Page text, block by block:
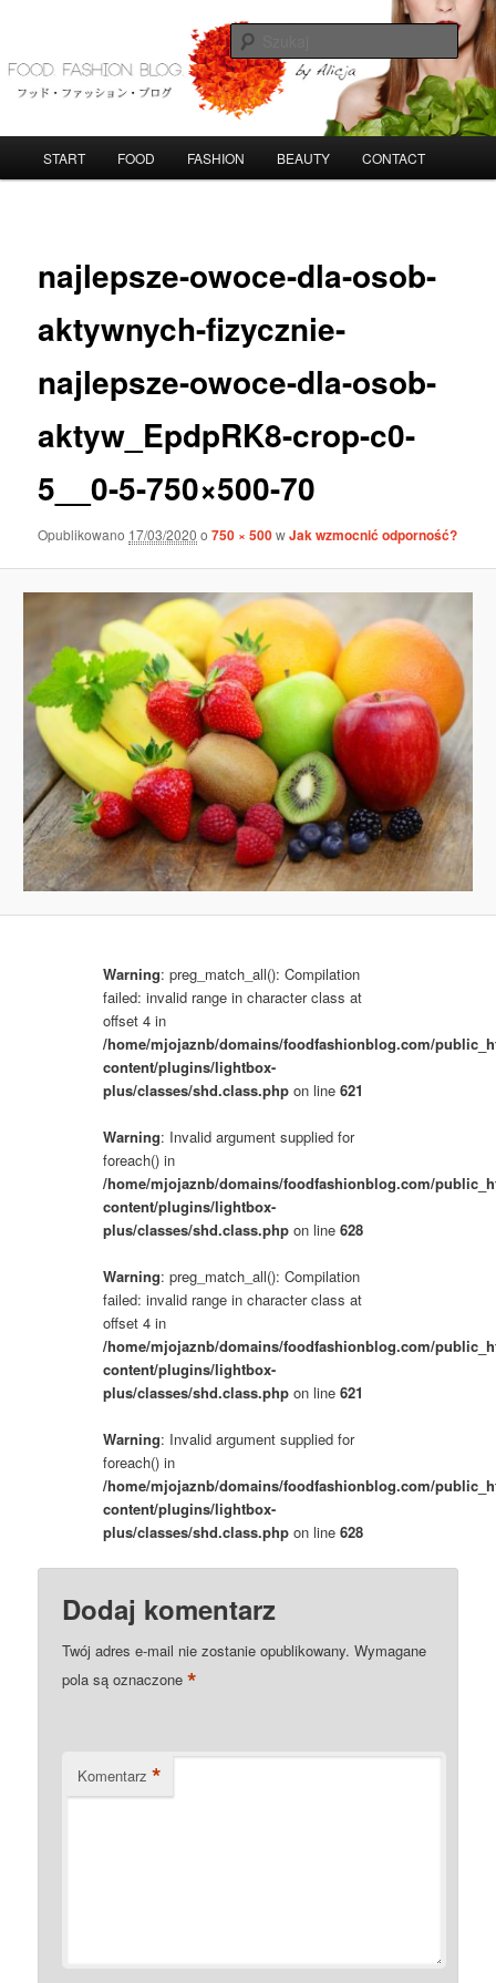
tekstu
FoodFashionBlog
START FOOD FASHION BEAUTY CONTACT
a
z
k
c
h
najlepsze-owoce-dla-osob-
aktywnych-fizycznie-
najlepsze-owoce-dla-osob-
aktyw_EpdpRK8-crop-c0-
5__0-5-750×500-70
Opublikowano 17/03/2020 o750 × 500wJak wzmocnić odporność?
Warning: preg_match_all(): Compilation
failed: invalid range in character class at
offset 4 in
/home/mjojaznb/domains/foodfashionblog.com/
content/plugins/lightbox-
plus/classes/shd.class.php on line621
Warning: Invalid argument supplied for
foreach() in
/home/mjojaznb/domains/foodfashionblog.com/
content/plugins/lightbox-
plus/classes/shd.class.php on line628
Warning: preg_match_all(): Compilation
failed: invalid range in character class at
offset 4 in
/home/mjojaznb/domains/foodfashionblog.com/
content/plugins/lightbox-
plus/classes/shd.class.php on line621
Warning: Invalid argument supplied for
foreach() in
/home/mjojaznb/domains/foodfashionblog.com/
content/plugins/lightbox-
plus/classes/shd.class.php on line628
Dodaj komentarz
Twój adres e-mail nie zostanie opublikowany. Wymagane
pola są oznaczone*
Komentarz *